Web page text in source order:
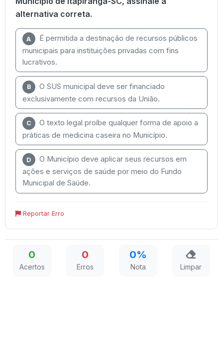
alternativa correta.
A
É permitida a destinação de recursos públicos
municipais para instituições privadas com fins
lucrativos.
B
O SUS municipal deve ser financiado
exclusivamente com recursos da União.
C
O texto legal proíbe qualquer forma de apoio a
práticas de medicina caseira no Município.
D
O Município deve aplicar seus recursos em
ações e serviços de saúde por meio do Fundo
Municipal de Saúde.
Reportar Erro
0
Acertos
0
Erros
0%
Nota Limpar